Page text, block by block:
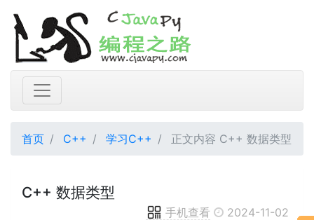
首页 C++ 学习C++ 正文内容 C++ 数据类型
C++ 数据类型
手机查看 2024-11-02